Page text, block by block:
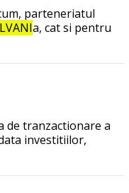
parteneriatul
a, cat si pentru
de tranzactionare a
investitiilor,